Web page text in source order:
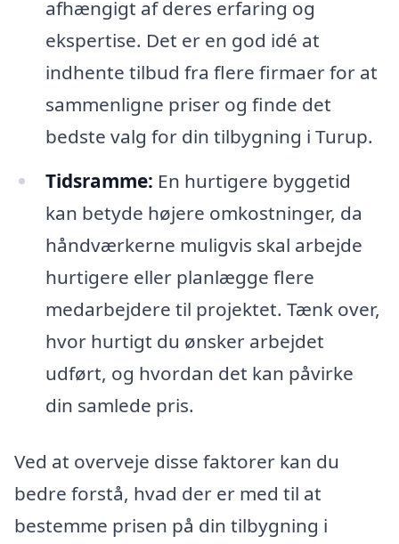
afhængigt af deres erfaring og
ekspertise. Det er en god idé at
indhente tilbud fra flere firmaer for at
sammenligne priser og finde det
bedste valg for din tilbygning i Turup.
Tidsramme: En hurtigere byggetid
kan betyde højere omkostninger, da
håndværkerne muligvis skal arbejde
hurtigere eller planlægge flere
medarbejdere til projektet. Tænk over,
hvor hurtigt du ønsker arbejdet
udført, og hvordan det kan påvirke
din samlede pris.
Ved at overveje disse faktorer kan du
bedre forstå, hvad der er med til at
bestemme prisen på din tilbygning i